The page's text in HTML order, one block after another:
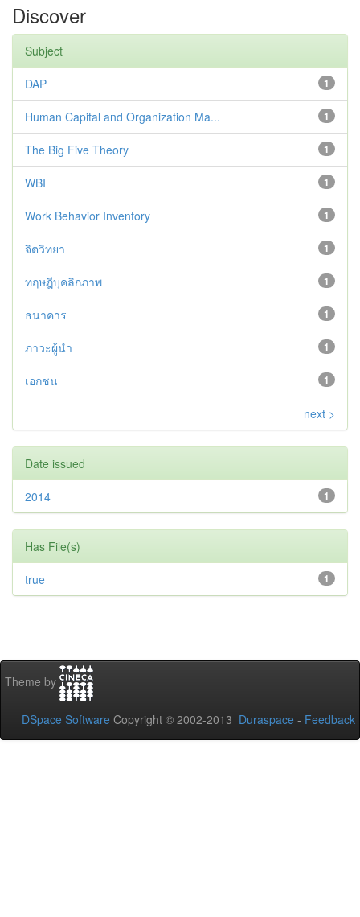
Discover
Subject
1
DAP
1
Human Capital and Organization Ma...
1
The Big Five Theory
1
WBI
1
Work Behavior Inventory
1
จิตวิทยา
1
ทฤษฎีบุคลิกภาพ
1
ธนาคาร
1
ภาวะผู้นำ
1
เอกชน
next >
Date issued
1
2014
Has File(s)
1
true
Theme by
DSpace Software Copyright © 2002-2013 Duraspace - Feedback